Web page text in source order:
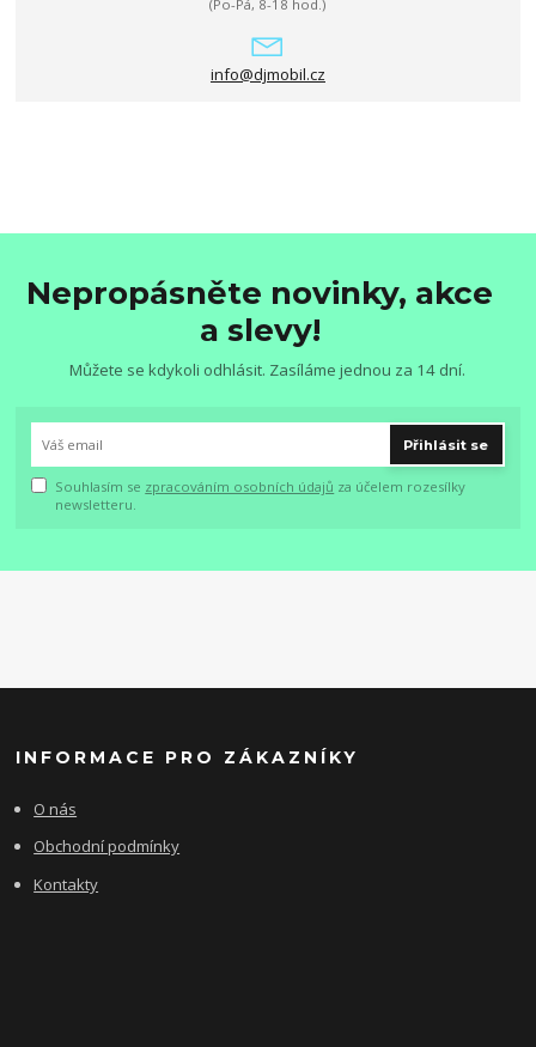
(Po-Pá, 8-18 hod.)
info@djmobil.cz
Nepropásněte novinky, akce
a slevy!
Můžete se kdykoli odhlásit. Zasíláme jednou za 14 dní.
Přihlásit se
Souhlasím se zpracováním osobních údajů za účelem rozesílky
newsletteru.
INFORMACE PRO ZÁKAZNÍKY
O nás
Obchodní podmínky
Kontakty